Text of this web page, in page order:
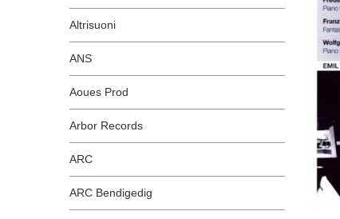
Altrisuoni
ANS
Aoues Prod
Arbor Records
ARC
ARC Bendigedig